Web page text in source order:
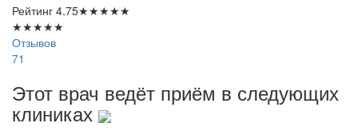
Рейтинг 4.75★★★★★
★★★★★
Отзывов
71
Этот врач ведёт приём в следующих
клиниках